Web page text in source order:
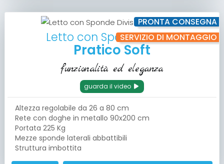
PRONTA CONSEGNA
SERVIZIO DI MONTAGGIO
Letto con Sponde Divise
Pratico Soft
funzionalità ed eleganza
guarda il video
Altezza regolabile da 26 a 80 cm
Rete con doghe in metallo 90x200 cm
Portata 225 Kg
Mezze sponde laterali abbattibili
Struttura imbottita